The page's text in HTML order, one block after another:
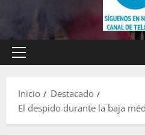
Menú
Inicio
Destacado
El despido durante la baja